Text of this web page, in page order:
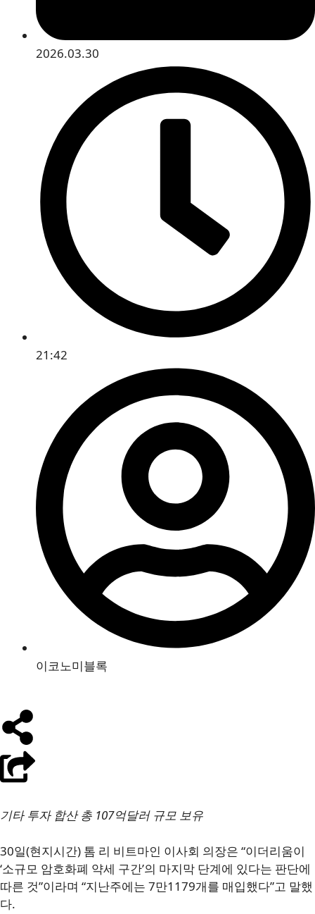
2026.03.30
21:42
이코노미블록
기타 투자 합산 총 107억달러 규모 보유
30일(현지시간) 톰 리 비트마인 이사회 의장은 “이더리움이
‘소규모 암호화폐 약세 구간’의 마지막 단계에 있다는 판단에
따른 것”이라며 “지난주에는 7만1179개를 매입했다”고 말했
다.